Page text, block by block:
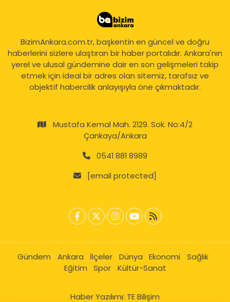
BizimAnkara.com.tr, başkentin en güncel ve doğru
haberlerini sizlere ulaştıran bir haber portalıdır. Ankara'nın
yerel ve ulusal gündemine dair en son gelişmeleri takip
etmek için ideal bir adres olan sitemiz, tarafsız ve
objektif habercilik anlayışıyla öne çıkmaktadır.
Mustafa Kemal Mah. 2129. Sok. No:4/2
Çankaya/Ankara
0541 881 8989
[email protected]
Gündem Ankara İlçeler Dünya Ekonomi
Sağlık
Eğitim
Spor Kültür-Sanat
Haber Yazılımı: TE Bilişim